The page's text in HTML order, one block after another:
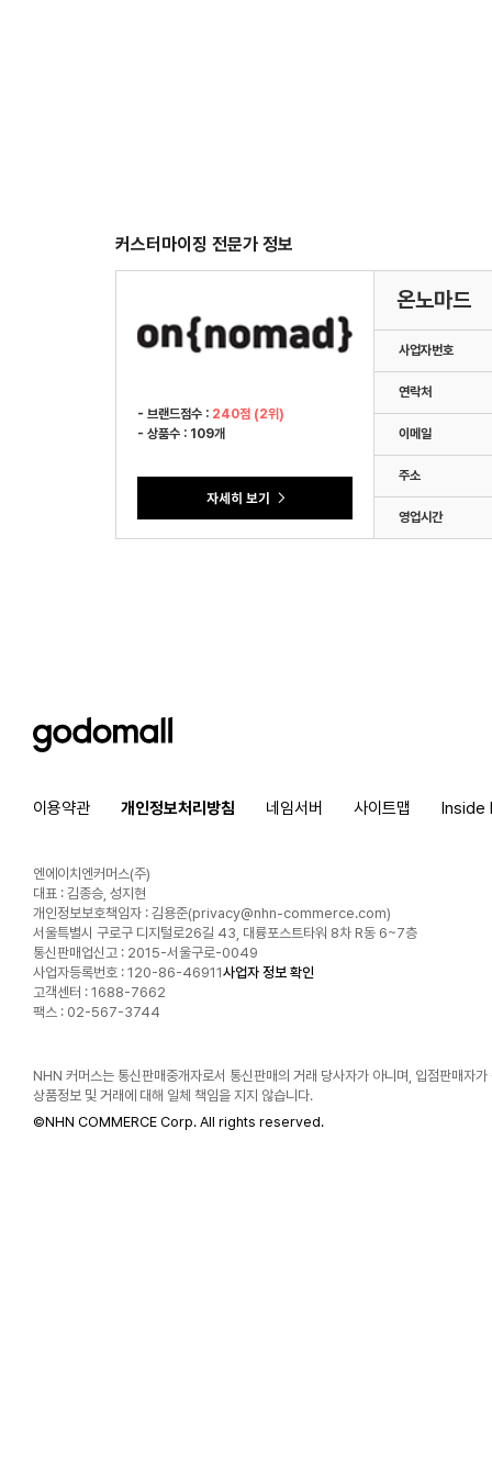
커스터마이징 전문가 정보
- 브랜드점수 : 240점 (2위)
- 상품수 : 109개
온노마드
사업자번호
연락처
이메일
주소
영업시간
godomall
이용약관 개인정보처리방침 네임서버 사이트맵 Inside
엔에이치엔커머스(주)
대표 : 김종승, 성지현
개인정보보호책임자 : 김용준(privacy@nhn-commerce.com)
서울특별시 구로구 디지털로26길 43, 대륭포스트타워 8차 R동 6~7층
통신판매업신고 : 2015-서울구로-0049
사업자등록번호 : 120-86-46911사업자 정보 확인
고객센터 : 1688-7662
팩스 : 02-567-3744
NHN 커머스는 통신판매중개자로서 통신판매의 거래 당사자가 아니며, 입점판매자가
상품정보 및 거래에 대해 일체 책임을 지지 않습니다.
©NHN COMMERCE Corp. All rights reserved.